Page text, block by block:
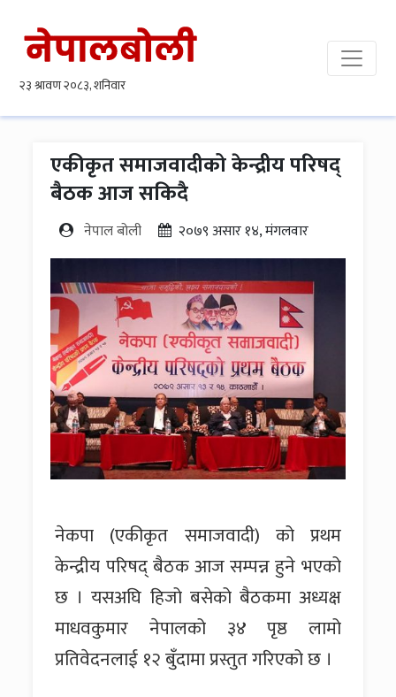
एकीकृत समाजवादीको केन्द्रीय परिषद्
बैठक आज सकिदै
नेपाल बोली २०७९ असार १४, मंगलवार
नेकपा (एकीकृत समाजवादी) को प्रथम
केन्द्रीय परिषद् बैठक आज सम्पन्न हुने भएको
छ । यसअघि हिजो बसेको बैठकमा अध्यक्ष
माधवकुमार नेपालको ३४ पृष्ठ लामो
प्रतिवेदनलाई १२ बुँदामा प्रस्तुत गरिएको छ ।